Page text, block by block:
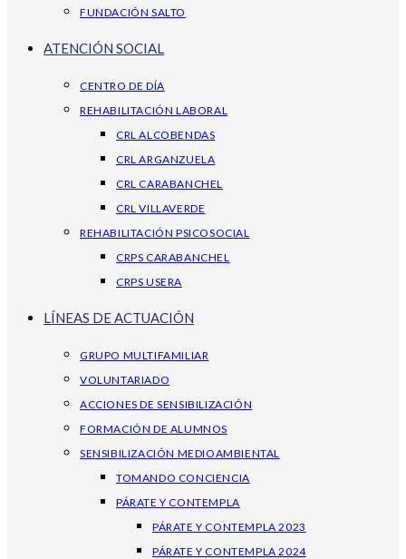
FUNDACIÓN SALTO
ATENCIÓN SOCIAL
CENTRO DE DÍA
REHABILITACIÓN LABORAL
CRL ALCOBENDAS
CRL ARGANZUELA
CRL CARABANCHEL
CRL VILLAVERDE
REHABILITACIÓN PSICOSOCIAL
CRPS CARABANCHEL
CRPS USERA
LÍNEAS DE ACTUACIÓN
GRUPO MULTIFAMILIAR
VOLUNTARIADO
ACCIONES DE SENSIBILIZACIÓN
FORMACIÓN DE ALUMNOS
SENSIBILIZACIÓN MEDIOAMBIENTAL
TOMANDO CONCIENCIA
PÁRATE Y CONTEMPLA
PÁRATE Y CONTEMPLA 2023
PÁRATE Y CONTEMPLA 2024